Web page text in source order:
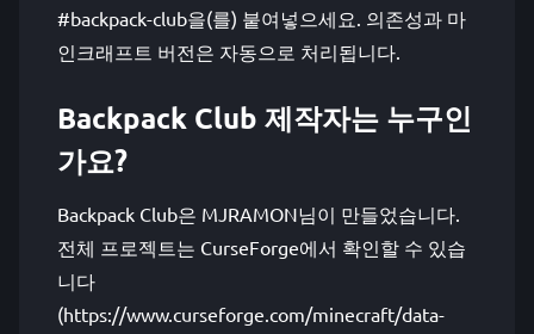
#backpack-club을(를) 붙여넣으세요. 의존성과 마
인크래프트 버전은 자동으로 처리됩니다.
Backpack Club 제작자는 누구인
가요?
Backpack Club은 MJRAMON님이 만들었습니다.
전체 프로젝트는 CurseForge에서 확인할 수 있습
니다
(https://www.curseforge.com/minecraft/data-